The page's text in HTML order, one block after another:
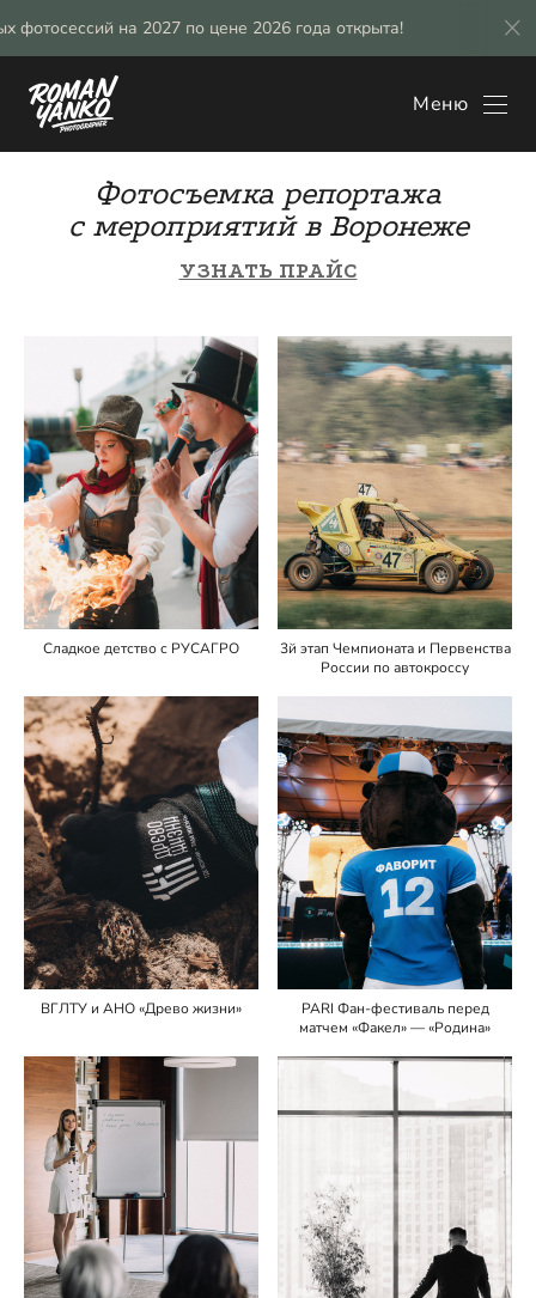
на 2027 по цене 2026 года открыта!
Меню
Фотосъемка репортажа
с мероприятий в Воронеже
УЗНАТЬ ПРАЙС
Сладкое детство с РУСАГРО
3й этап Чемпионата и Первенства
России по автокроссу
ВГЛТУ и АНО «Древо жизни»
PARI Фан-фестиваль перед
матчем «Факел» — «Родина»